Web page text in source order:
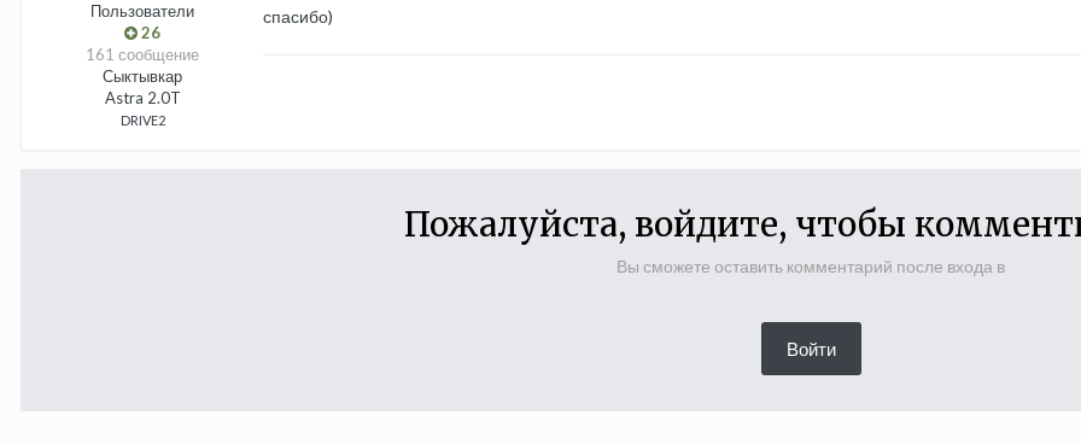
Пользователи
26
161 сообщение
Сыктывкар
Astra 2.0T
DRIVE2
спасибо)
Пожалуйста, войдите, чтобы
Вы сможете оставить комментарий после входа в
Войти